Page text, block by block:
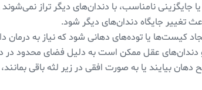
جایگزینی نامناسب، با دندان‌های دیگر تراز
تغییر جایگاه دندان‌های دیگر شود.
کیست‌ها یا توده‌های دهانی شود که نیاز به درمان
بیایند یا به صورت افقی در زیر لثه باقی